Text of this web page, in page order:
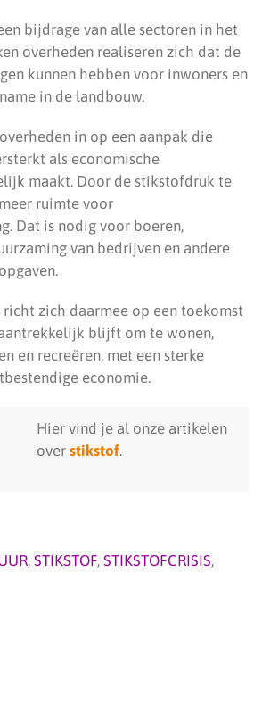
bijdrage van alle sectoren in het
overheden realiseren zich dat de
kunnen hebben voor inwoners en
in de landbouw.
in op een aanpak die
als economische
maakt. Door de stikstofdruk te
ruimte voor
Dat is nodig voor boeren,
van bedrijven en andere
richt zich daarmee op een toekomst
blijft om te wonen,
en recreëren, met een sterke
economie.
Hier vind je al onze artikelen
over stikstof.
, STIKSTOF, STIKSTOFCRISIS,